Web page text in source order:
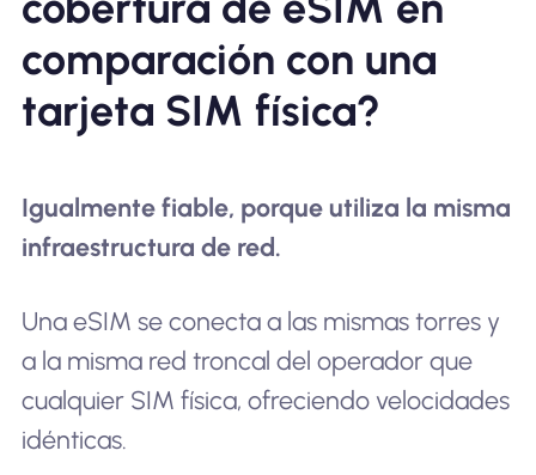
comparación con una
tarjeta SIM física?
Igualmente fiable, porque utiliza la misma
infraestructura de red.
Una eSIM se conecta a las mismas torres y
a la misma red troncal del operador que
cualquier SIM física, ofreciendo velocidades
idénticas.